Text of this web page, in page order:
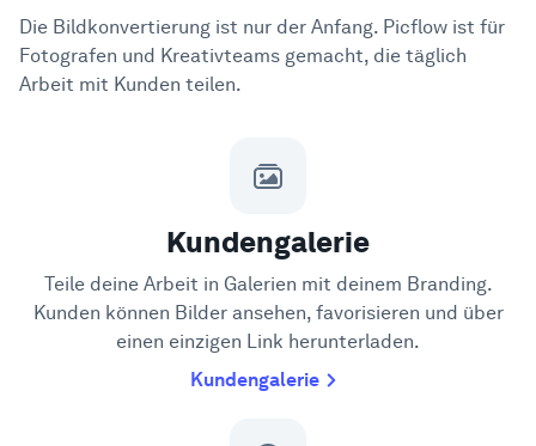
Die Bildkonvertierung ist nur der Anfang. Picflow ist für
Fotografen und Kreativteams gemacht, die täglich
Arbeit mit Kunden teilen.
Kundengalerie
Teile deine Arbeit in Galerien mit deinem Branding.
Kunden können Bilder ansehen, favorisieren und über
einen einzigen Link herunterladen.
Kundengalerie